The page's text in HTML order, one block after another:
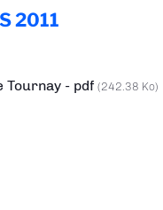
2011
Tournay - pdf(242.38 Ko)